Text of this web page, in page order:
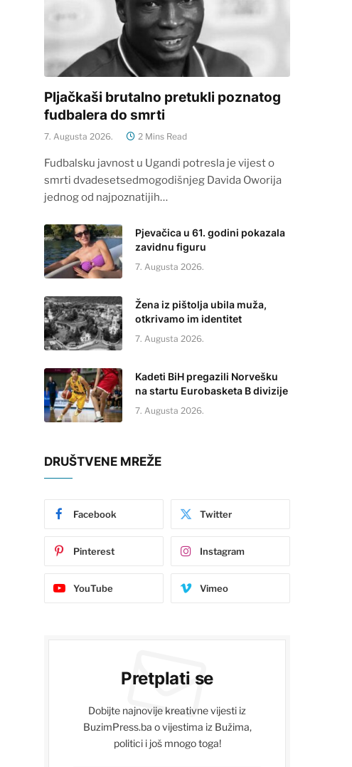
Pljačkaši brutalno pretukli poznatog
fudbalera do smrti
7. Augusta 2026. 2 Mins Read
Fudbalsku javnost u Ugandi potresla je vijest o
smrti dvadesetsedmogodišnjeg Davida Oworija
jednog od najpoznatijih…
Pjevačica u 61. godini pokazala
zavidnu figuru
7. Augusta 2026.
Žena iz pištolja ubila muža,
otkrivamo im identitet
7. Augusta 2026.
Kadeti BiH pregazili Norvešku
na startu Eurobasketa B divizije
7. Augusta 2026.
DRUŠTVENE MREŽE
Facebook Twitter
Pinterest Instagram
YouTube Vimeo
Pretplati se
Dobijte najnovije kreativne vijesti iz
BuzimPress.ba o vijestima iz Bužima,
politici i još mnogo toga!